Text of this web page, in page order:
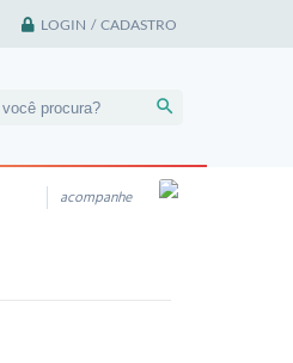
LOGIN / CADASTRO
acompanhe